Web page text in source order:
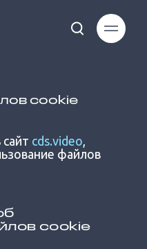
cookie
cds.video,
файлов
cookie